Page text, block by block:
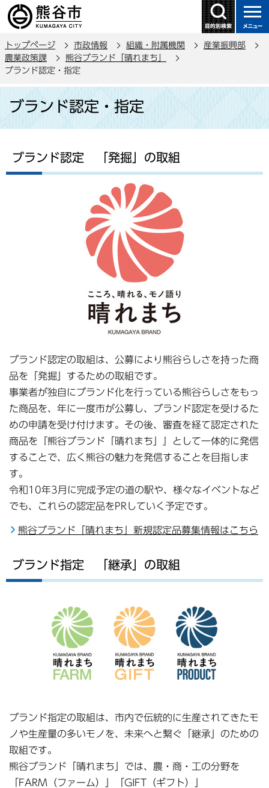
の
ー
ジ
で
トップページ 市政情報 組織・附属機関
産業振興部
農業政策課
熊谷ブランド「晴れまち」
ブランド認定・指定
ら
ブランド認定・指定
ブランド認定 「発掘」の取組
ブランド認定の取組は、公募により熊谷らしさを持った商
品を「発掘」するための取組です。
事業者が独自にブランド化を行っている熊谷らしさをもっ
た商品を、年に一度市が公募し、ブランド認定を受けるた
めの申請を受け付けます。その後、審査を経て認定された
商品を『熊谷ブランド「晴れまち」』として一体的に発信
することで、広く熊谷の魅力を発信することを目指しま
す。
令和10年3月に完成予定の道の駅や、様々なイベントなど
でも、これらの認定品をPRしていく予定です。
熊谷ブランド「晴れまち」新規認定品募集情報はこちら
ブランド指定 「継承」の取組
ブランド指定の取組は、市内で伝統的に生産されてきたモ
ノや生産量の多いモノを、未来へと繋ぐ「継承」のための
取組です。
熊谷ブランド「晴れまち」では、農・商・工の分野を
「FARM（ファーム）」「GIFT（ギフト）」